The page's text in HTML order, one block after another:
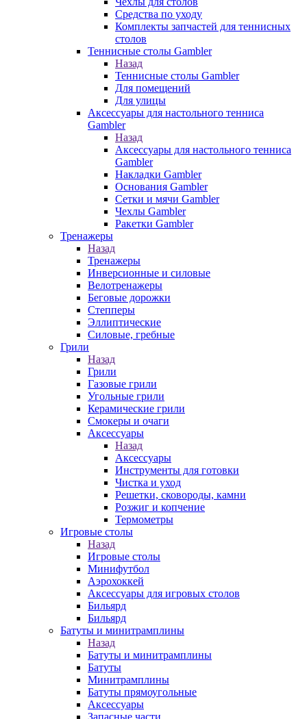
Средства по уходу
Комплекты запчастей для теннисных
столов
Теннисные столы Gambler
Назад
Теннисные столы Gambler
Для помещений
Для улицы
Аксессуары для настольного тенниса
Gambler
Назад
Аксессуары для настольного тенниса
Gambler
Накладки Gambler
Основания Gambler
Сетки и мячи Gambler
Чехлы Gambler
Ракетки Gambler
Тренажеры
Назад
Тренажеры
Инверсионные и силовые
Велотренажеры
Беговые дорожки
Степперы
Эллиптические
Силовые, гребные
Грили
Назад
Грили
Газовые грили
Угольные грили
Керамические грили
Смокеры и очаги
Аксессуары
Назад
Аксессуары
Инструменты для готовки
Чистка и уход
Решетки, сковороды, камни
Розжиг и копчение
Термометры
Игровые столы
Назад
Игровые столы
Минифутбол
Аэрохоккей
Аксессуары для игровых столов
Бильяpд
Бильяpд
Батуты и минитрамплины
Назад
Батуты и минитрамплины
Батуты
Минитрамплины
Батуты прямоугольные
Аксессуары
Запасные части